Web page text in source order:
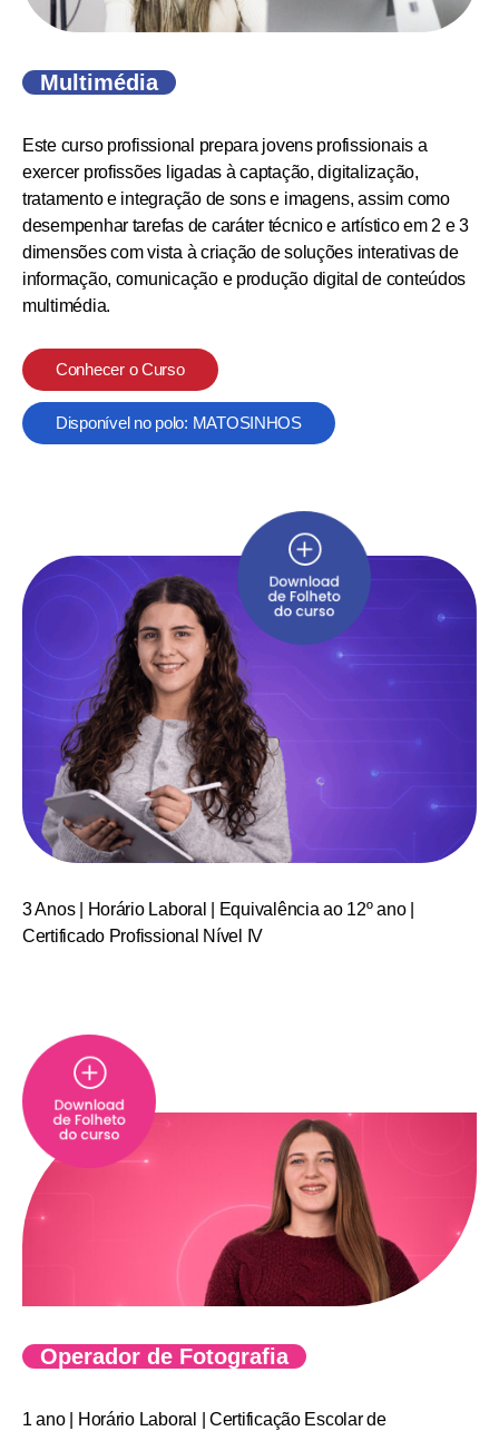
3 Anos | Horário Laboral | Equivalência ao 12º ano |
Certificado Profissional Nível IV
Multimédia
Este curso profissional prepara jovens profissionais a
exercer profissões ligadas à captação, digitalização,
tratamento e integração de sons e imagens, assim como
desempenhar tarefas de caráter técnico e artístico em 2 e 3
dimensões com vista à criação de soluções interativas de
informação, comunicação e produção digital de conteúdos
multimédia.
Conhecer o Curso
Disponível no polo: MATOSINHOS
Operador de Fotografia
1 ano | Horário Laboral | Certificação Escolar de